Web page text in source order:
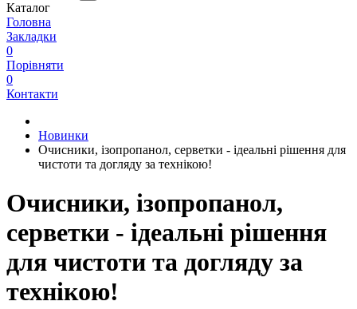
Каталог
Головна
Закладки
0
Порівняти
0
Контакти
Новинки
Очисники, ізопропанол, серветки - ідеальні рішення для
чистоти та догляду за технікою!
Очисники, ізопропанол,
серветки - ідеальні рішення
для чистоти та догляду за
технікою!